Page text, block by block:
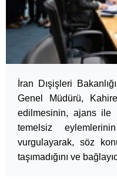
İran Dışişleri
Genel Müdürü,
edilmesinin, ajans ile
temelsiz
vurgulayarak, söz
taşımadığını ve